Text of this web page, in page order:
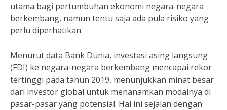
utama bagi pertumbuhan ekonomi negara-negara
berkembang, namun tentu saja ada pula risiko yang
perlu diperhatikan.
Menurut data Bank Dunia, investasi asing langsung
(FDI) ke negara-negara berkembang mencapai rekor
tertinggi pada tahun 2019, menunjukkan minat besar
dari investor global untuk menanamkan modalnya di
pasar-pasar yang potensial. Hal ini sejalan dengan